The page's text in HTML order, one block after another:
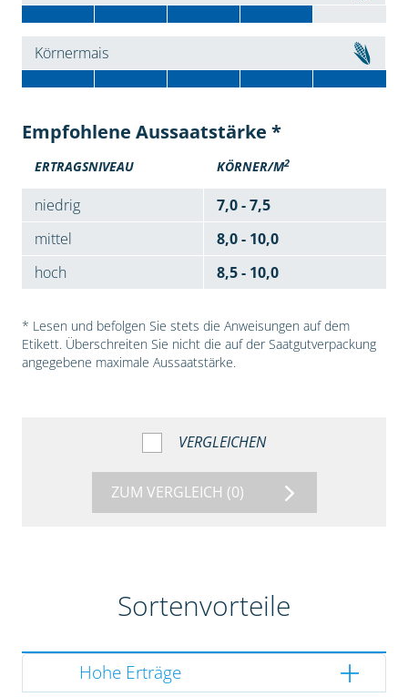
Körnermais
Empfohlene Aussaatstärke *
ERTRAGSNIVEAU KÖRNER/M2
niedrig
7,0 - 7,5
mittel
8,0 - 10,0
hoch
8,5 - 10,0
* Lesen und befolgen Sie stets die Anweisungen auf dem
Etikett. Überschreiten Sie nicht die auf der Saatgutverpackung
angegebene maximale Aussaatstärke.
VERGLEICHEN
ZUM VERGLEICH (0)
Sortenvorteile
Hohe Erträge